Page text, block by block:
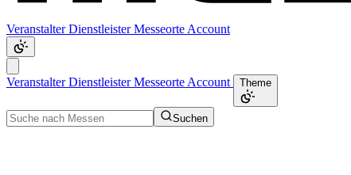
VeranstalterDienstleisterMesseorte Account
VeranstalterDienstleisterMesseorte Account Theme
Suchen